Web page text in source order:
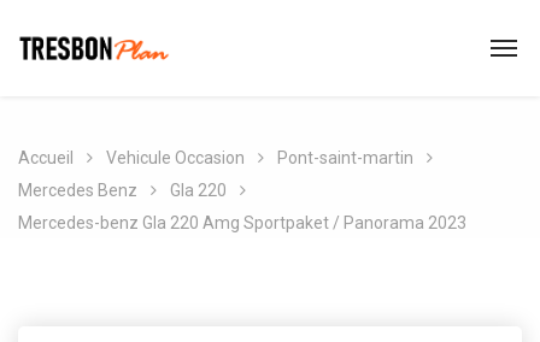
Accueil Vehicule Occasion
Pont-saint-martin
Mercedes Benz
Gla 220
Mercedes-benz Gla 220 Amg Sportpaket / Panorama 2023